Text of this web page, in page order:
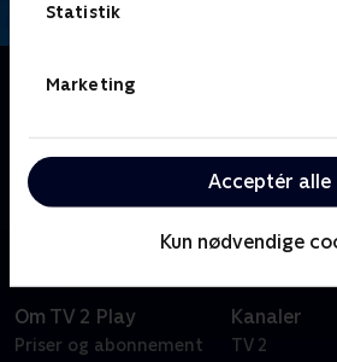
Statistik
Marketing
Acceptér alle
Kun nødvendige
Om De fantastiske fehoveder
10-årige Timmy Turner kæmper
gudforældre er, ivrige efter at
forårsager ofte flere problemer,
Om TV 2 Play
Priser og abonnement
Kanaler
TV 2